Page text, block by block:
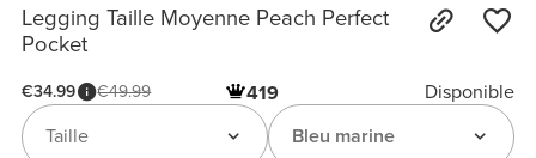
Legging Taille Moyenne Peach Perfect
Pocket
€34.99 €49.99 419
Disponible
Bleu marine
Taille